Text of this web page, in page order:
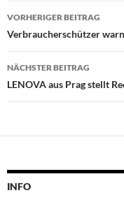
VORHERIGER BEITRAG
Verbraucherschützer
NÄCHSTER BEITRAG
LENOVA aus Prag stellt
INFO